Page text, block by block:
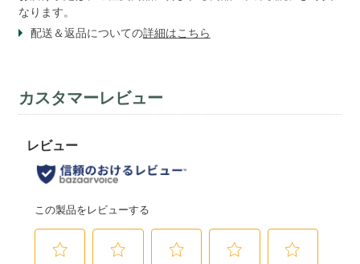
なります。
配送＆返品についての詳細はこちら
カスタマーレビュー